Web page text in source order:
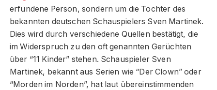
erfundene Person, sondern um die Tochter des
bekannten deutschen Schauspielers Sven Martinek.
Dies wird durch verschiedene Quellen bestätigt, die
im Widerspruch zu den oft genannten Gerüchten
über “11 Kinder” stehen. Schauspieler Sven
Martinek, bekannt aus Serien wie “Der Clown” oder
“Morden im Norden”, hat laut übereinstimmenden